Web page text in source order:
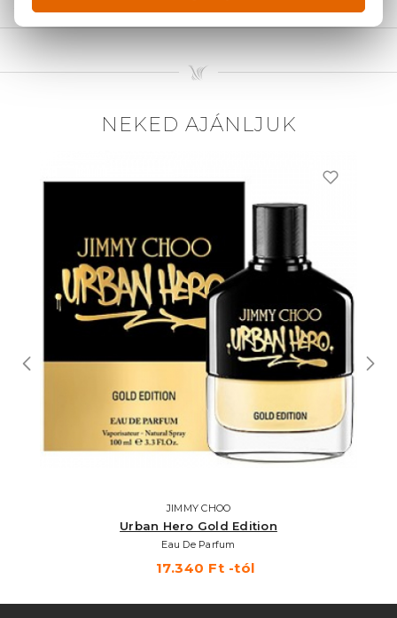
NEKED AJÁNLJUK
JIMMY CHOO
Urban Hero Gold Edition
Eau De Parfum
17.340 Ft -tól